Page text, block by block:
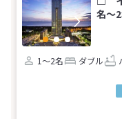
名～
1～2名 ダブル